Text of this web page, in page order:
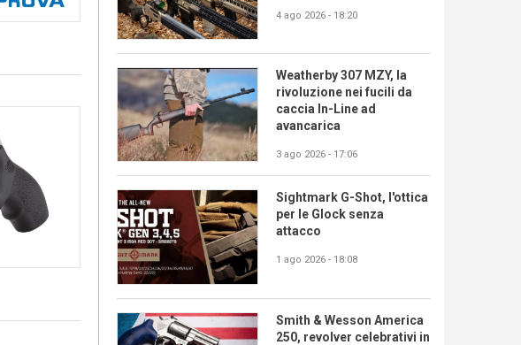
4 ago 2026 - 18:20
Weatherby 307 MZY, la
rivoluzione nei fucili da
caccia In-Line ad
avancarica
3 ago 2026 - 17:06
Sightmark G-Shot, l'ottica
per le Glock senza
attacco
1 ago 2026 - 18:08
Smith & Wesson America
250, revolver celebrativi in